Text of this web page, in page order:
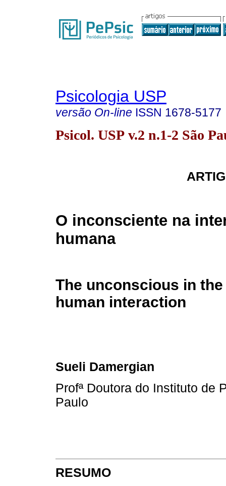
Psicologia USP
versão On-line ISSN 1678-5177
Psicol. USP v.2 n.1-2 São
O inconsciente na
humana
The unconscious in
human interaction
Sueli Damergian
Profª Doutora do Instituto de
Paulo
RESUMO